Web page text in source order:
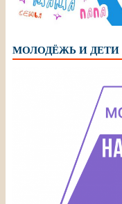
МОЛОДЁЖЬ И ДЕТИ